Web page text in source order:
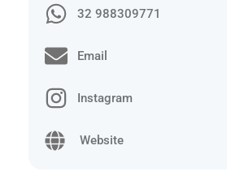
32 988309771
Email
Instagram
Website